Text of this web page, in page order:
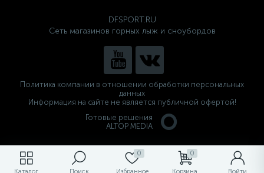
0 0
DFSPORT.RU
Сеть магазинов горных лыж и сноубордов
Политика компании в отношении обработки персональных
данных
Информация на сайте не является публичной офертой!
Готовые решения
ALTOP MEDIA